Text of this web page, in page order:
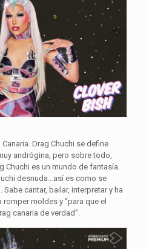
Drag Chuchi se define
andrógina, pero sobre todo,
Chuchi es un mundo de fantasía.
desnuda…así es como se
cantar, bailar, interpretar y ha
romper moldes y “para que el
canaria de verdad”.